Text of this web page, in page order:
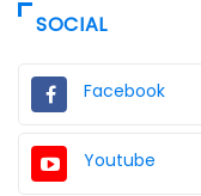
SOCIAL
Facebook
Youtube